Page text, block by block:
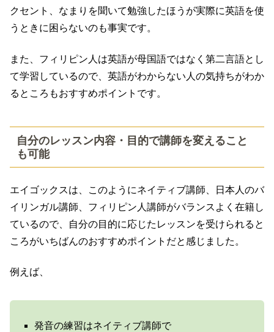
クセント、なまりを聞いて勉強したほうが実際に英語を使
うときに困らないのも事実です。
また、フィリピン人は英語が母国語ではなく第二言語とし
て学習しているので、英語がわからない人の気持ちがわか
るところもおすすめポイントです。
自分のレッスン内容・目的で講師を変えること
も可能
エイゴックスは、このようにネイティブ講師、日本人のバ
イリンガル講師、フィリピン人講師がバランスよく在籍し
ているので、自分の目的に応じたレッスンを受けられると
ころがいちばんのおすすめポイントだと感じました。
例えば、
発音の練習はネイティブ講師で